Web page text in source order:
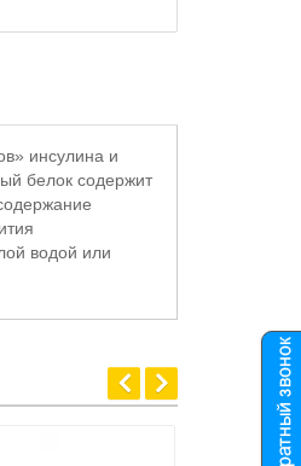
инсулина и
белок содержит
водой или